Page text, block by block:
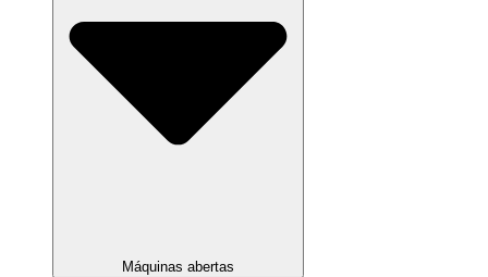
Máquinas abertas